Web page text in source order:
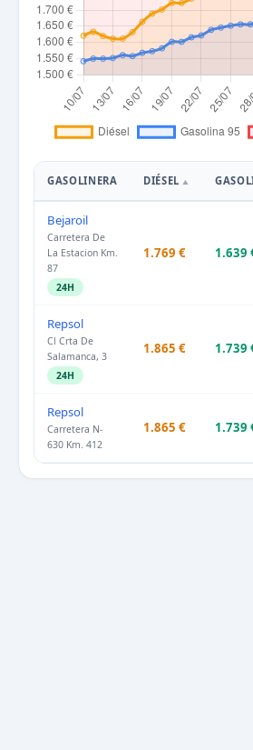
GASOLINERA DIÉSEL
Bejaroil
Carretera De
La Estacion Km.
87
24H
1.769 € 1.639
Repsol
Cl Crta De
Salamanca, 3
24H
1.865 € 1.739
Repsol
Carretera N-
630 Km. 412
1.865 € 1.739